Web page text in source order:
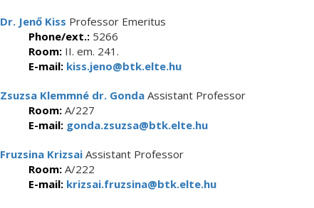
Dr. Jenő Kiss Professor Emeritus
Phone/ext.: 5266
Room: II. em. 241.
E-mail: kiss.jeno@btk.elte.hu
Zsuzsa Klemmné dr. Gonda Assistant Professor
Room: A/227
E-mail: gonda.zsuzsa@btk.elte.hu
Fruzsina Krizsai Assistant Professor
Room: A/222
E-mail: krizsai.fruzsina@btk.elte.hu